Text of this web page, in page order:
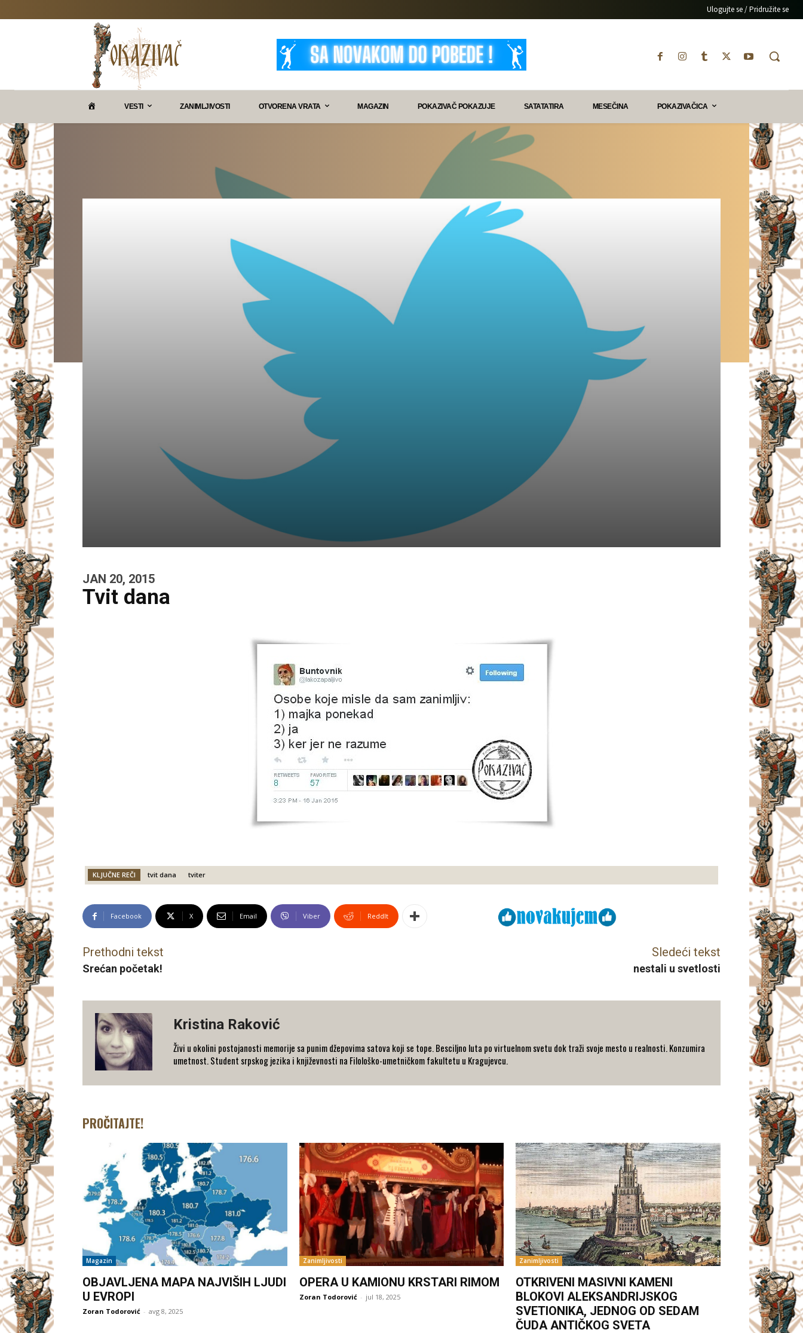
Ulogujte se / Pridružite se
VESTI ZANIMLJIVOSTI OTVORENA VRATA MAGAZIN POKAZIVAČ POKAZUJE SATATATIRA MESEČINA POKAZIVAČICA
JAN 20, 2015
Tvit dana
KLJUČNE REČI tvit dana tviter
Facebook X Email Viber ReddIt
Prethodni tekst
Srećan početak!
Sledeći tekst
nestali u svetlosti
Kristina Raković
Živi u okolini postojanosti memorije sa punim džepovima satova koji se tope. Besciljno luta po virtuelnom svetu dok traži svoje mesto u realnosti. Konzumira
umetnost. Student srpskog jezika i književnosti na Filološko-umetničkom fakultetu u Kragujevcu.
PROČITAJTE!
Magazin
OBJAVLJENA MAPA NAJVIŠIH LJUDI
U EVROPI
Zoran Todorović - avg 8, 2025
Zanimljivosti
OPERA U KAMIONU KRSTARI RIMOM
Zoran Todorović - jul 18, 2025
Zanimljivosti
OTKRIVENI MASIVNI KAMENI
BLOKOVI ALEKSANDRIJSKOG
SVETIONIKA, JEDNOG OD SEDAM
ČUDA ANTIČKOG SVETA